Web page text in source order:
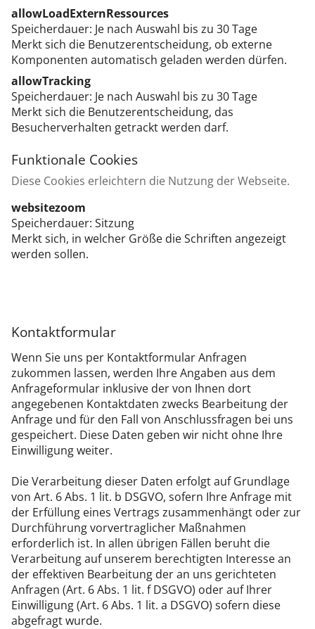
allowLoadExternRessources
Speicherdauer Je nach Auswahl bis zu 30 Tage
Merkt sich die Benutzerentscheidung, ob externe
Komponenten automatisch geladen werden dürfen.
allowTracking
Speicherdauer Je nach Auswahl bis zu 30 Tage
Merkt sich die Benutzerentscheidung, das
Besucherverhalten getrackt werden darf.
Funktionale Cookies
Diese Cookies erleichtern die Nutzung der Webseite.
websitezoom
Speicherdauer Sitzung
Merkt sich, in welcher Größe die Schriften angezeigt
werden sollen.
Kontaktformular
Wenn Sie uns per Kontaktformular Anfragen
zukommen lassen, werden Ihre Angaben aus dem
Anfrageformular inklusive der von Ihnen dort
angegebenen Kontaktdaten zwecks Bearbeitung der
Anfrage und für den Fall von Anschlussfragen bei uns
gespeichert. Diese Daten geben wir nicht ohne Ihre
Einwilligung weiter.
Die Verarbeitung dieser Daten erfolgt auf Grundlage
von Art. 6 Abs. 1 lit. b DSGVO, sofern Ihre Anfrage mit
der Erfüllung eines Vertrags zusammenhängt oder zur
Durchführung vorvertraglicher Maßnahmen
erforderlich ist. In allen übrigen Fällen beruht die
Verarbeitung auf unserem berechtigten Interesse an
der effektiven Bearbeitung der an uns gerichteten
Anfragen (Art. 6 Abs. 1 lit. f DSGVO) oder auf Ihrer
Einwilligung (Art. 6 Abs. 1 lit. a DSGVO) sofern diese
abgefragt wurde.